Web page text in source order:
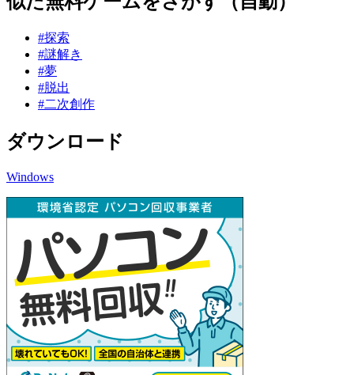
#探索
#謎解き
#夢
#脱出
#二次創作
ダウンロード
Windows